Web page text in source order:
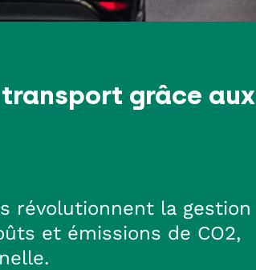
grâce aux
révolutionnent la gestion
et émissions de CO2,